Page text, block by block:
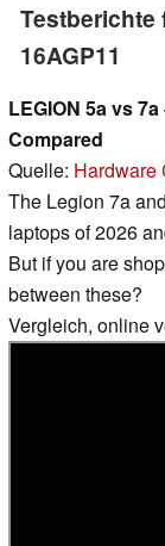
Testberichte
16AGP11
LEGION 5a vs
Compared
Quelle: Hardware
The Legion 7a
laptops of 2026
But if you are
between these?
Vergleich, online